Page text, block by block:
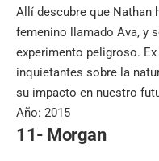
Allí descubre que Nathan
femenino llamado Ava, y
experimento peligroso.
inquietantes sobre la
su impacto en nuestro
Año: 2015
11- Morgan